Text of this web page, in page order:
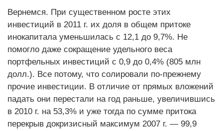
Вернемся. При существенном росте этих
инвестиций в 2011 г. их доля в общем притоке
инокапитала уменьшилась с 12,1 до 9,7%. Не
помогло даже сокращение удельного веса
портфельных инвестиций с 0,9 до 0,4% (805 млн
долл.). Все потому, что солировали по-прежнему
прочие инвестиции. В отличие от прямых вложений
падать они перестали на год раньше, увеличившись
в 2010 г. на 53,3% и уже тогда по сумме притока
перекрыв докризисный максимум 2007 г. — 99,9